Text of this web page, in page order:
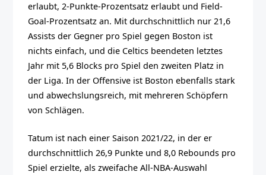
erlaubt, 2-Punkte-Prozentsatz erlaubt und Field-
Goal-Prozentsatz an. Mit durchschnittlich nur 21,6
Assists der Gegner pro Spiel gegen Boston ist
nichts einfach, und die Celtics beendeten letztes
Jahr mit 5,6 Blocks pro Spiel den zweiten Platz in
der Liga. In der Offensive ist Boston ebenfalls stark
und abwechslungsreich, mit mehreren Schöpfern
von Schlägen.
Tatum ist nach einer Saison 2021/22, in der er
durchschnittlich 26,9 Punkte und 8,0 Rebounds pro
Spiel erzielte, als zweifache All-NBA-Auswahl